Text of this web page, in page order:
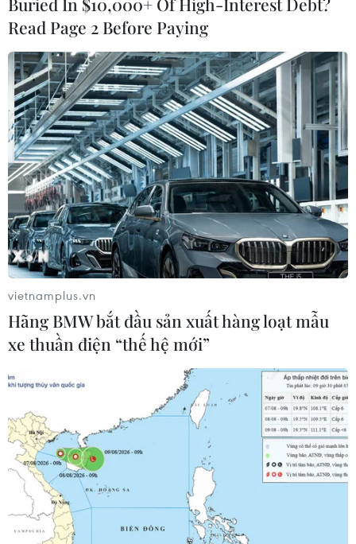
TIN CÙNG CHUYÊN MỤC
Read Page 2 Before Paying
vietnamplus.vn
Hãng BMW bắt đầu sản xuất hàng loạt mẫu
xe thuần điện “thế hệ mới”